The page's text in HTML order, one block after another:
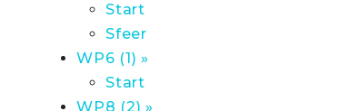
Start
Sfeer
WP6 (1) »
Start
WP8 (2) »